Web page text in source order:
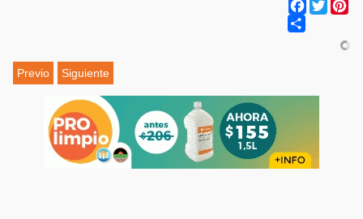
Facebook
Twitter
Previo Siguiente